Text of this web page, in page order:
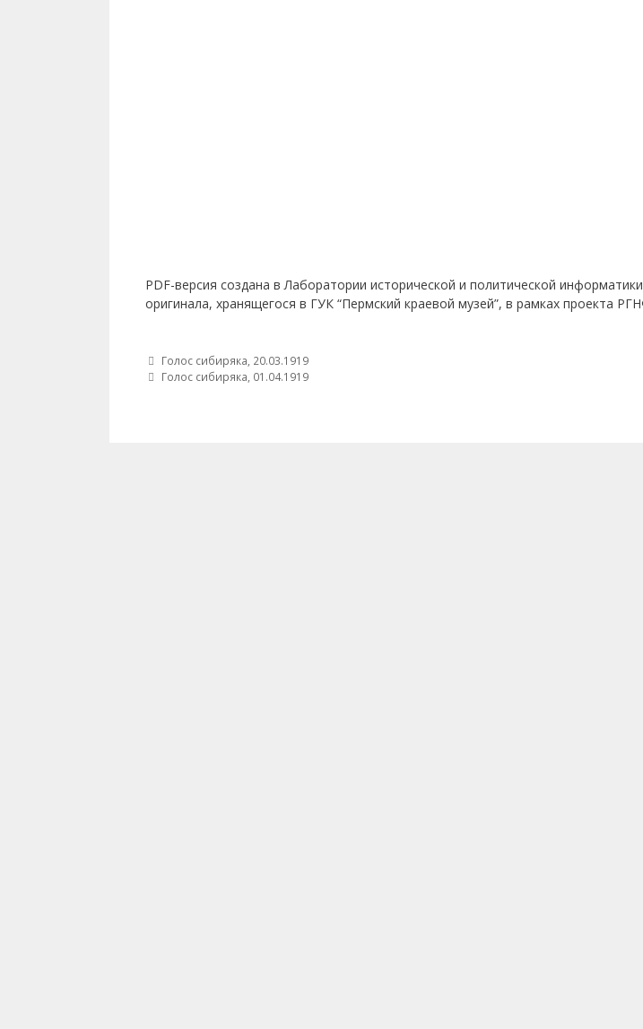
PDF-версия создана в Лаборатории исторической и политической
оригинала, хранящегося в ГУК “Пермский краевой музей”, в рамках проекта
Post navigation
Голос сибиряка, 20.03.1919
Голос сибиряка, 01.04.1919